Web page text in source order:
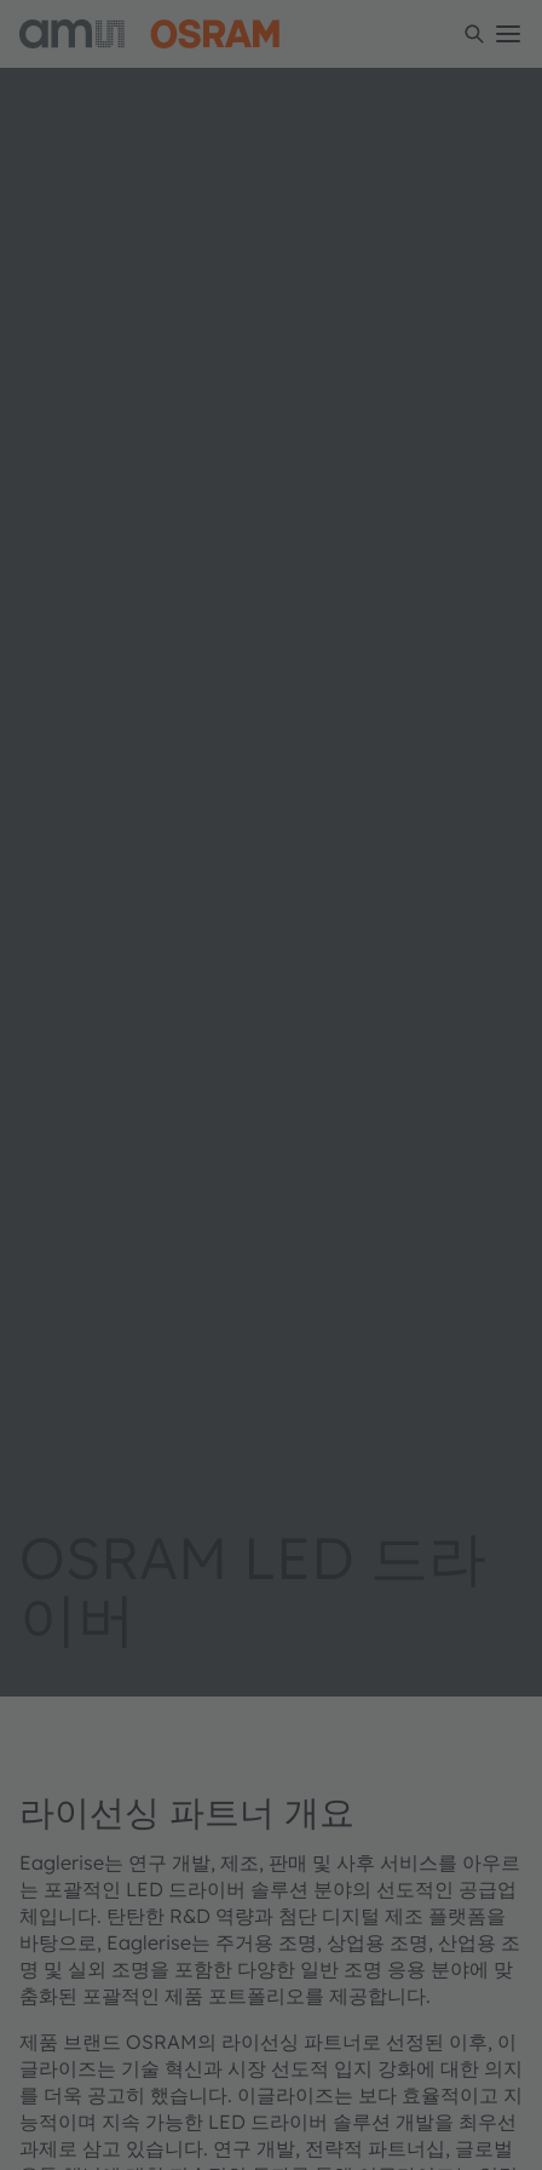
라이선싱 파트너 개요
Eaglerise는 연구 개발, 제조, 판매 및 사후 서비스를 아우르
는 포괄적인 LED 드라이버 솔루션 분야의 선도적인 공급업
체입니다. 탄탄한 R&D 역량과 첨단 디지털 제조 플랫폼을
바탕으로, Eaglerise는 주거용 조명, 상업용 조명, 산업용 조
명 및 실외 조명을 포함한 다양한 일반 조명 응용 분야에 맞
춤화된 포괄적인 제품 포트폴리오를 제공합니다.
제품 브랜드 OSRAM의 라이선싱 파트너로 선정된 이후, 이
글라이즈는 기술 혁신과 시장 선도적 입지 강화에 대한 의지
를 더욱 공고히 했습니다. 이글라이즈는 보다 효율적이고 지
능적이며 지속 가능한 LED 드라이버 솔루션 개발을 최우선
과제로 삼고 있습니다. 연구 개발, 전략적 파트너십, 글로벌